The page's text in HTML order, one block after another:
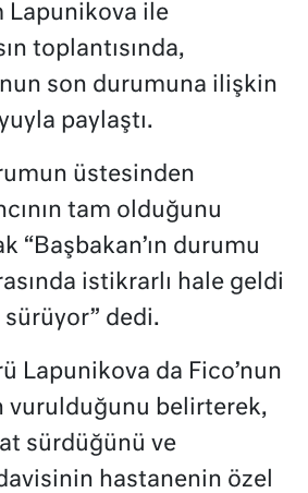
Lapunikova ile
toplantısında,
son durumuna ilişkin
paylaştı.
üstesinden
tam olduğunu
“Başbakan’ın durumu
istikrarlı hale geldi
dedi.
Lapunikova da Fico’nun
vurulduğunu belirterek,
sürdüğünü ve
hastanenin özel